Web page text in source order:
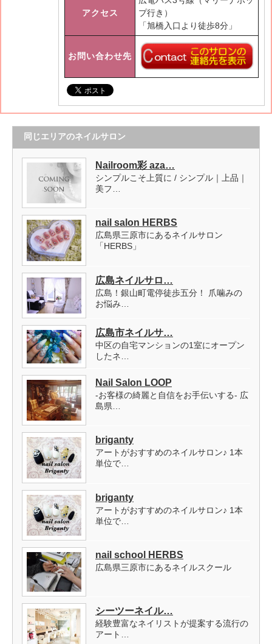
アクセス
プ行き）
「旭橋入口より徒歩8分」
お問い合わせ先
同じエリアのネイルサロン
Nailroom彩 aza…
シンプルこそ上質に / シンプル｜上品｜
美フ…
nail salon HERBS
広島県三原市にあるネイルサロン
「HERBS」
広島ネイルサロ…
広島！銀山町電停徒歩五分！ 爪噛みの
お悩み…
広島市ネイルサ…
中区の自宅マンションの1室にオープン
したネ…
Nail Salon LOOP
-お客様の綺麗と自信をお手伝いする- 広
島県…
briganty
アートがおすすめのネイルサロン♪ 1本
単位で…
briganty
アートがおすすめのネイルサロン♪ 1本
単位で…
nail school HERBS
広島県三原市にあるネイルスクール
シーツーネイル…
経験豊富なネイリストが提案する流行の
アート…